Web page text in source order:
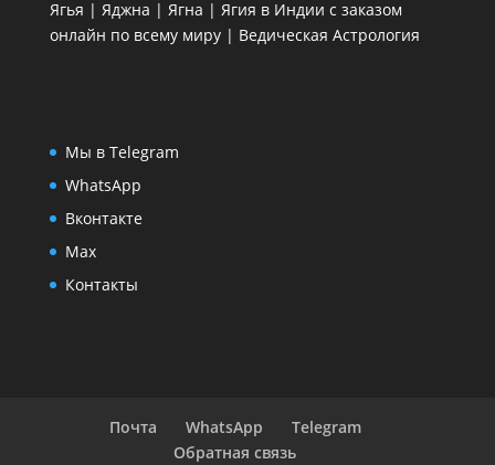
Ягья | Яджна | Ягна | Ягия в Индии с заказом
онлайн по всему миру | Ведическая Астрология
Мы в Telegram
WhatsApp
Вконтакте
Max
Контакты
Почта WhatsApp
Telegram
Обратная связь